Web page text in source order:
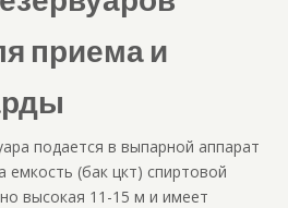
приема и
подается в выпарной аппарат
емкость (бак цкт) спиртовой
высокая 11-15 м и имеет